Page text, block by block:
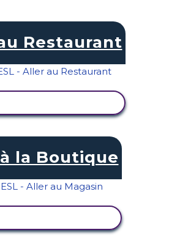
Restaurant
la Boutique